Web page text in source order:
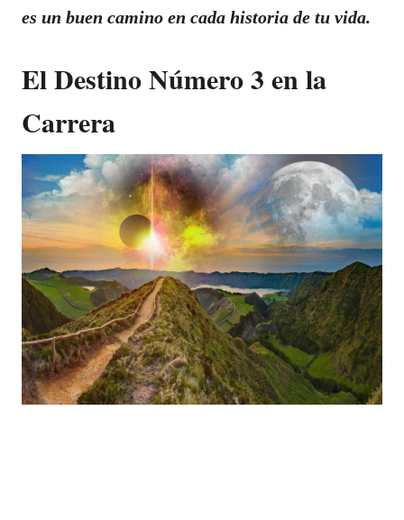
es un buen camino en cada historia de tu vida.
El Destino Número 3 en la
Carrera